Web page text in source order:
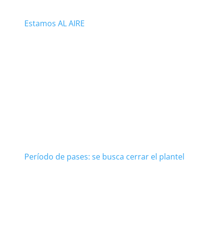
Estamos AL AIRE
Período de pases: se busca cerrar el plantel